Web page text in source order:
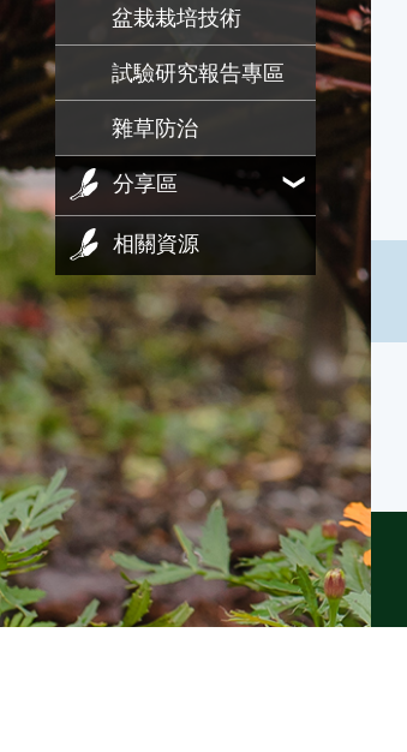
盆栽栽培技術
試驗研究報告專區
雜草防治
分享區
相關資源